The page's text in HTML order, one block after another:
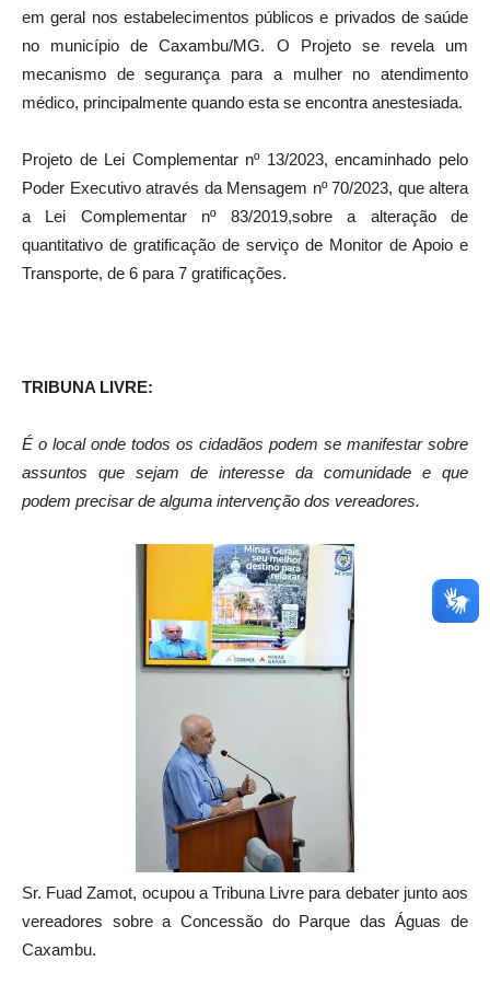
em geral nos estabelecimentos públicos e privados de saúde
no município de Caxambu/MG. O Projeto se revela um
mecanismo de segurança para a mulher no atendimento
médico, principalmente quando esta se encontra anestesiada.
Projeto de Lei Complementar nº 13/2023, encaminhado pelo
Poder Executivo através da Mensagem nº 70/2023, que altera
a Lei Complementar nº 83/2019,sobre a alteração de
quantitativo de gratificação de serviço de Monitor de Apoio e
Transporte, de 6 para 7 gratificações.
TRIBUNA LIVRE:
É o local onde todos os cidadãos podem se manifestar sobre
assuntos que sejam de interesse da comunidade e que
podem precisar de alguma intervenção dos vereadores.
Sr. Fuad Zamot, ocupou a Tribuna Livre para debater junto aos
vereadores sobre a Concessão do Parque das Águas de
Caxambu.